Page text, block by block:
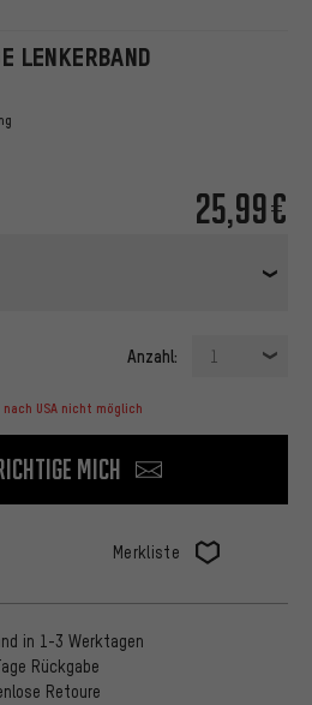
LENKERBAND
25,99€
Anzahl: 1
USA nicht möglich
mich
Merkliste
in 1-3 Werktagen
Rückgabe
Retoure